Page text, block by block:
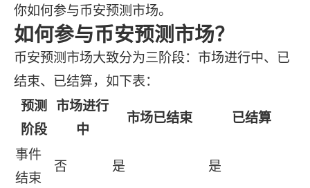
你如何参与币安预测市场。
如何参与币安预测市场？
币安预测市场大致分为三阶段：市场进行中、已
结束、已结算，如下表：
预测
阶段
市场进行
中
市场已结束 已结算
事件
结束
否 是 是